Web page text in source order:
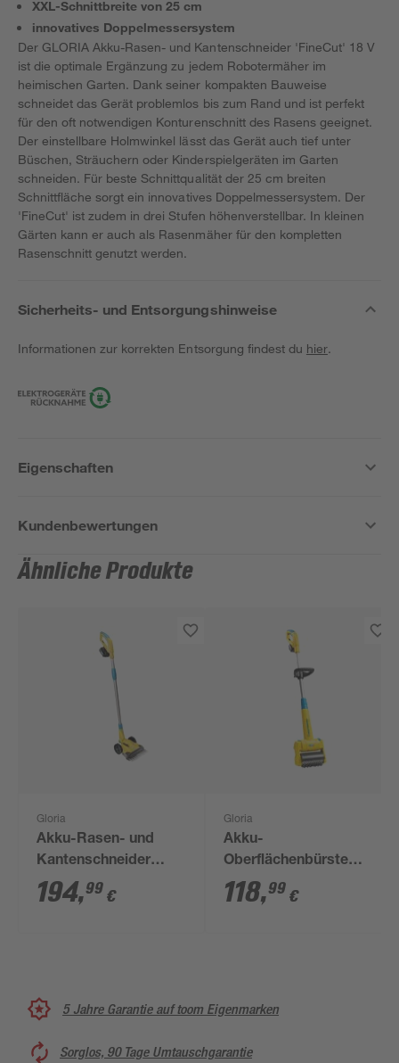
XXL-Schnittbreite von 25 cm
innovatives Doppelmessersystem
Der GLORIA Akku-Rasen- und Kantenschneider 'FineCut' 18 V
ist die optimale Ergänzung zu jedem Robotermäher im
heimischen Garten. Dank seiner kompakten Bauweise
schneidet das Gerät problemlos bis zum Rand und ist perfekt
für den oft notwendigen Konturenschnitt des Rasens geeignet.
Der einstellbare Holmwinkel lässt das Gerät auch tief unter
Büschen, Sträuchern oder Kinderspielgeräten im Garten
schneiden. Für beste Schnittqualität der 25 cm breiten
Schnittfläche sorgt ein innovatives Doppelmessersystem. Der
'FineCut' ist zudem in drei Stufen höhenverstellbar. In kleinen
Gärten kann er auch als Rasenmäher für den kompletten
Rasenschnitt genutzt werden.
Sicherheits- und Entsorgungshinweise
Informationen zur korrekten Entsorgung findest du hier.
Eigenschaften
Kundenbewertungen
Ähnliche Produkte
Gloria
Akku-Rasen- und
Kantenschneider
'FineCut' 18 V mit
Akku und Ladegerät
194,99 €
Gloria
Akku-
Oberflächenbürste
'MultiBrush li-on Plus'
ohne Akku und
118,99 €
5 Jahre Garantie auf toom Eigenmarken
Sorglos, 90 Tage Umtauschgarantie